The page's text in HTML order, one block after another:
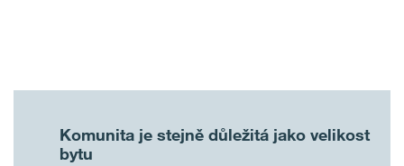
Komunita je stejně důležitá jako velikost
bytu